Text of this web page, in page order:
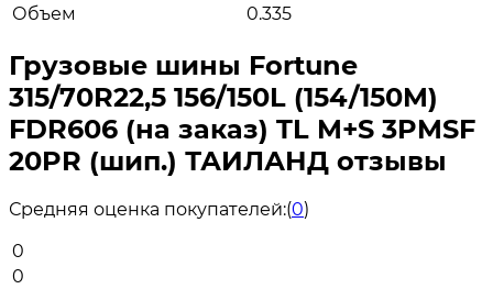
Объем
0.335
Грузовые шины Fortune
315/70R22,5 156/150L (154/150M)
FDR606 (на заказ) TL M+S 3PMSF
20PR (шип.) ТАИЛАНД отзывы
Средняя оценка покупателей:(0)
0
0